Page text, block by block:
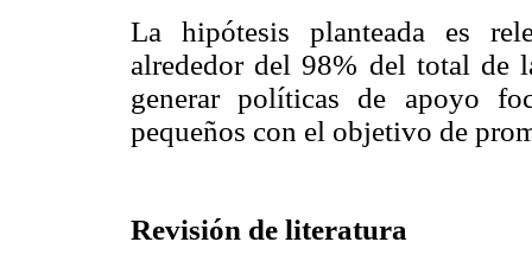
La hipótesis planteada es
alrededor del 98% del total de
generar políticas de apoyo
pequeños con el objetivo de
Revisión de literatura